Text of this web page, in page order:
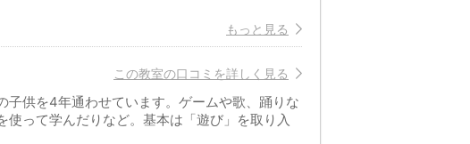
もっと見る
この教室の口コミを詳しく見る
子供を4年通わせています。ゲームや歌、踊りな
って学んだりなど。基本は「遊び」を取り入